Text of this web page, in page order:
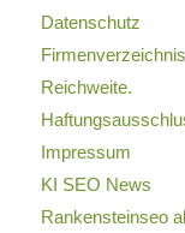
Datenschutz
Reichweite.
Impressum
KI SEO News
Rankensteinseo